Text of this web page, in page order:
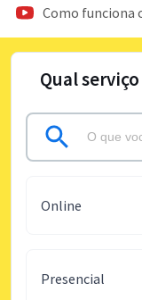
Como funciona
Qual
Online
Presencial